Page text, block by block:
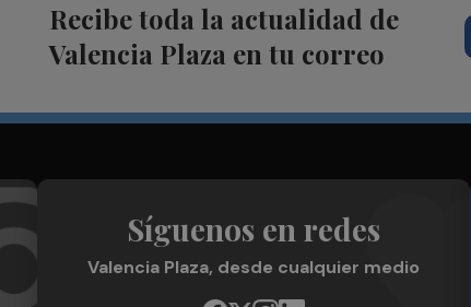
Recibe toda la actualidad de
Valencia Plaza en tu correo
Síguenos en redes
Valencia Plaza, desde cualquier medio